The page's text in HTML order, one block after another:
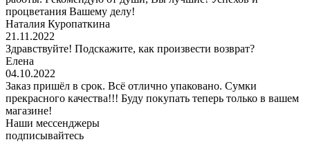
процветания Вашему делу!
Наталия Куропаткина
21.11.2022
Здравствуйте! Подскажите, как произвести возврат?
Елена
04.10.2022
Заказ пришёл в срок. Всё отлично упаковано. Сумки
прекрасного качества!!! Буду покупать теперь только в вашем
магазине!
Наши мессенджеры
подписывайтесь